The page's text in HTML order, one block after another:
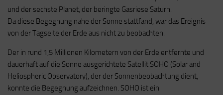
und der sechste Planet, der beringte Gasriese Saturn.
Da diese Begegnung nahe der Sonne stattfand, war das Ereignis
von der Tagseite der Erde aus nicht zu beobachten.
Der in rund 1,5 Millionen Kilometern von der Erde entfernte und
dauerhaft auf die Sonne ausgerichtete Satellit SOHO (Solar and
Heliospheric Observatory), der der Sonnenbeobachtung dient,
konnte die Begegnung aufzeichnen. SOHO ist ein